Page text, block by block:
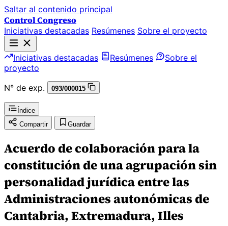
Saltar al contenido principal
Control Congreso
Iniciativas destacadas Resúmenes Sobre el proyecto
Iniciativas destacadas Resúmenes
Sobre el
proyecto
N° de exp.
093/000015
Índice
Compartir
Guardar
Acuerdo de colaboración para la
constitución de una agrupación sin
personalidad jurídica entre las
Administraciones autonómicas de
Cantabria, Extremadura, Illes